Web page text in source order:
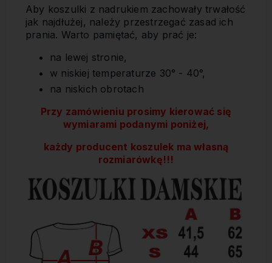
Aby koszulki z nadrukiem zachowały trwałość
jak najdłużej, należy przestrzegać zasad ich
prania. Warto pamiętać, aby prać je:
na lewej stronie,
w niskiej temperaturze 30° - 40°,
na niskich obrotach
Przy zamówieniu prosimy kierować się
wymiarami podanymi poniżej,
każdy producent koszulek ma własną
rozmiarówkę!!!